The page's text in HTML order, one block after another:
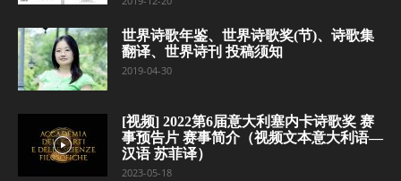
世界诗歌年鉴、世界诗歌奖(节)、诗歌集
翻译、世界诗刊 投稿须知
2019-04-30
[视频] 2022第6届意大利塞内卡诗歌奖 赛
事预告片 赛事简介（视频文本意大利语—
汉语 苏菲译）
2023-05-18